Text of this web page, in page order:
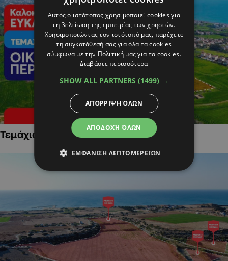
Τεμάχια Γης σε Οικιστικές Περιοχές
Αυτός ο ιστότοπος χρησιμοποιεί cookies για
τη βελτίωση της εμπειρίας των χρηστών.
Χρησιμοποιώντας τον ιστότοπό μας, παρέχετε
τη συγκατάθεσή σας για όλα τα cookies
σύμφωνα με την Πολιτική μας για τα cookies.
Διαβάστε περισσότερα
SHOW ALL PARTNERS (1499) →
ΑΠΟΔΟΧΉ ΌΛΩΝ
ΑΠΌΡΡΙΨΗ ΌΛΩΝ
ΕΜΦΆΝΙΣΗ ΛΕΠΤΟΜΕΡΕΙΏΝ